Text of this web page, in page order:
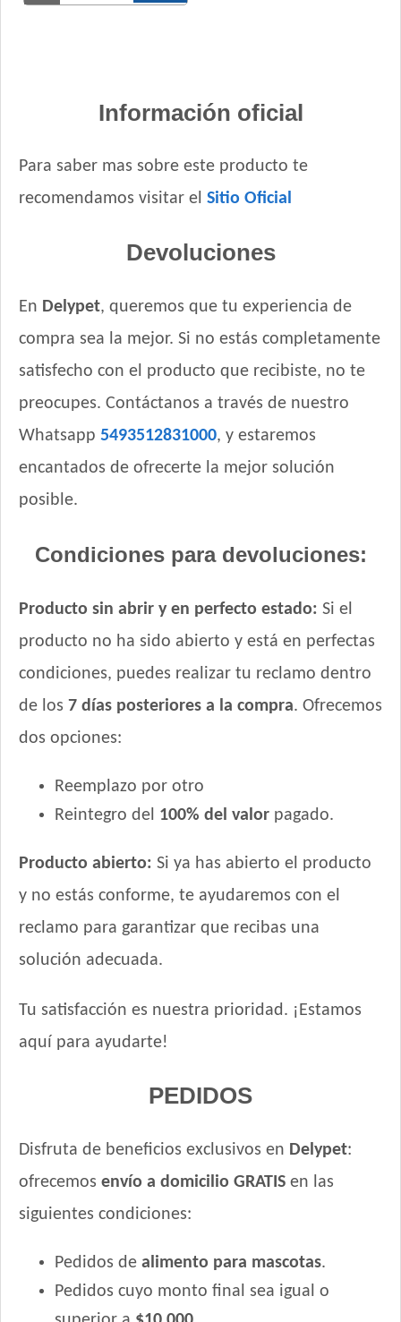
Información oficial
Para saber mas sobre este producto te
recomendamos visitar el Sitio Oficial
Devoluciones
En Delypet, queremos que tu experiencia de
compra sea la mejor. Si no estás completamente
satisfecho con el producto que recibiste, no te
preocupes. Contáctanos a través de nuestro
Whatsapp 5493512831000, y estaremos
encantados de ofrecerte la mejor solución
posible.
Condiciones para devoluciones:
Producto sin abrir y en perfecto estado: Si el
producto no ha sido abierto y está en perfectas
condiciones, puedes realizar tu reclamo dentro
de los 7 días posteriores a la compra. Ofrecemos
dos opciones:
Reemplazo por otro
Reintegro del 100% del valor pagado.
Producto abierto: Si ya has abierto el producto
y no estás conforme, te ayudaremos con el
reclamo para garantizar que recibas una
solución adecuada.
Tu satisfacción es nuestra prioridad. ¡Estamos
aquí para ayudarte!
PEDIDOS
Disfruta de beneficios exclusivos en Delypet:
ofrecemos envío a domicilio GRATIS en las
siguientes condiciones:
Pedidos de alimento para mascotas.
Pedidos cuyo monto final sea igual o